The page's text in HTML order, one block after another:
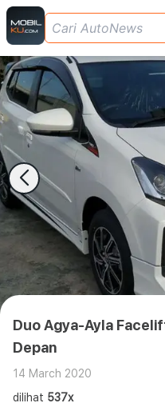
Duo Agya-Ayla
Depan
14 March 2020
dilihat 537x